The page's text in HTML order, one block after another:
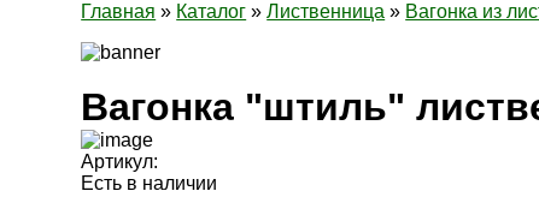
Главная » Каталог »Лиственница » Вагонка из
Вагонка "штиль"
Артикул:
Есть в наличии